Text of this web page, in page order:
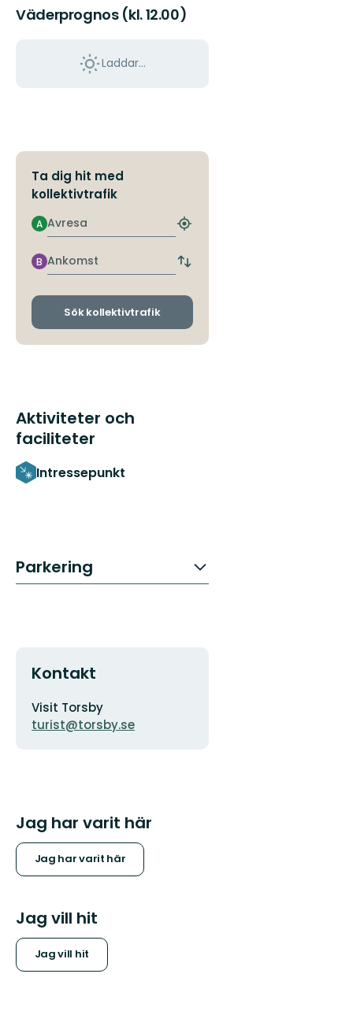
Väderprognos (kl. 12.00)
Laddar...
Ta dig hit med
kollektivtrafik
Avresa
A
Hitta
hållplats
Ankomst
B
Byt
och
Sök kollektivtrafik
Aktiviteter och
faciliteter
Intressepunkt
Parkering
Kontakt
Adress
Visit Torsby
turist@torsby.se
Jag har varit här
Jag har varit här
Jag vill hit
Jag vill hit